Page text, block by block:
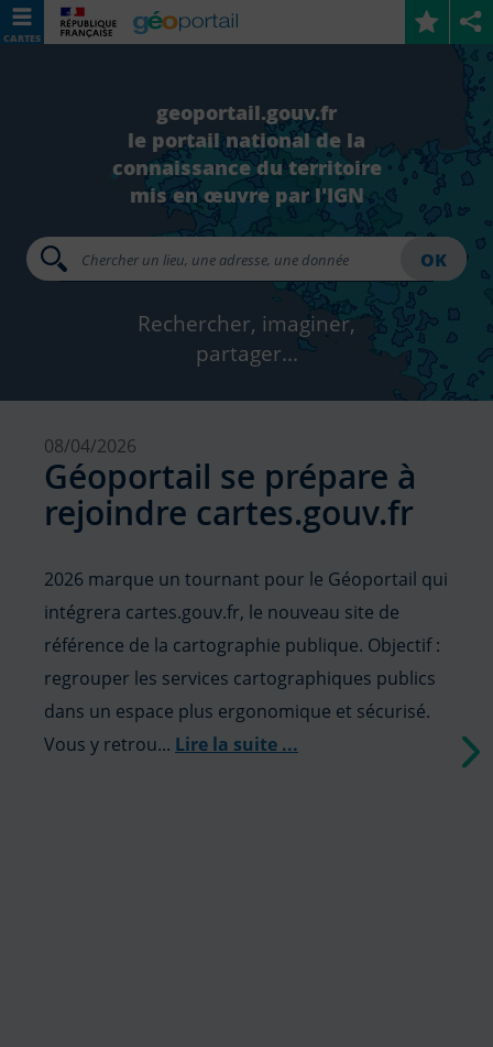
CARTES
geoportail.gouv.fr
le portail national de la
connaissance du territoire
mis en œuvre par l'IGN
OK
Rechercher, imaginer,
partager...
08/04/2026
Géoportail se prépare à
rejoindre cartes.gouv.fr
2026 marque un tournant pour le Géoportail qui
intégrera cartes.gouv.fr, le nouveau site de
référence de la cartographie publique. Objectif :
regrouper les services cartographiques publics
dans un espace plus ergonomique et sécurisé.
Vous y retrou... Lire la suite ...